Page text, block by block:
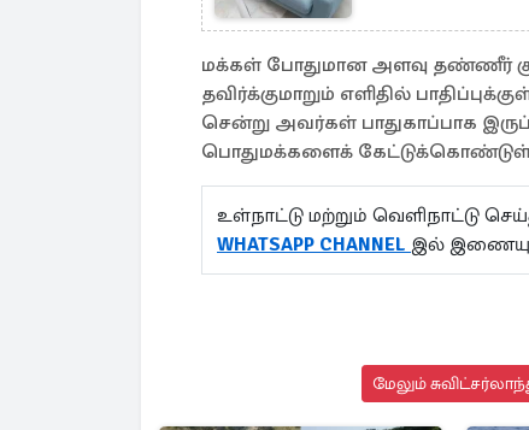
மக்கள் போதுமான அளவு தண்ணீர்
தவிர்க்குமாறும் எளிதில்
சென்று அவர்கள் பாதுகாப்பாக
பொதுமக்களைக்
உள்நாட்டு மற்றும் வெளிநாட்டு
WHATSAPP CHANNEL இல்
மேலும்